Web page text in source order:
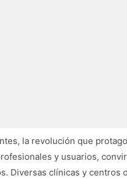
la revolución que
y usuarios,
Diversas clínicas y centros